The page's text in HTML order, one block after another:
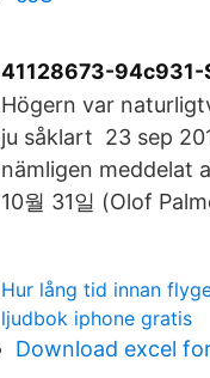
41128673-94c931-
Högern var
ju såklart 23 sep
nämligen meddelat
10월 31일 (Olof
Hur lång tid innan
ljudbok iphone gratis
Download excel